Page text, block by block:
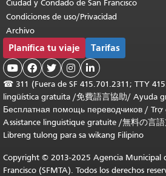
Ciudad y Condado de San Francisco
Condiciones de uso/Privacidad
Archivo
Planifica tu viaje Tarifas
    
☎ 311 (Fuera de SF 415.701.2311; TTY
lingüística gratuita /免費語言協助/ Ayuda
Бесплатная помощь переводчиков / Trợ
Assistance linguistique gratuite /無料の言
Libreng tulong para sa wikang Filipino
Copyright © 2013-2025 Agencia Municipal
Francisco (SFMTA). Todos los derechos